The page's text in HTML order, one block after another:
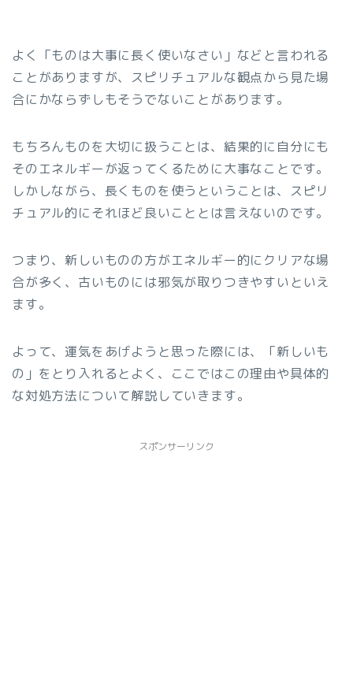
よく「ものは大事に長く使いなさい」などと言われる
ことがありますが、スピリチュアルな観点から見た場
合にかならずしもそうでないことがあります。
もちろんものを大切に扱うことは、結果的に自分にも
そのエネルギーが返ってくるために大事なことです。
しかしながら、長くものを使うということは、スピリ
チュアル的にそれほど良いこととは言えないのです。
つまり、新しいものの方がエネルギー的にクリアな場
合が多く、古いものには邪気が取りつきやすいといえ
ます。
よって、運気をあげようと思った際には、「新しいも
の」をとり入れるとよく、ここではこの理由や具体的
な対処方法について解説していきます。
スポンサーリンク